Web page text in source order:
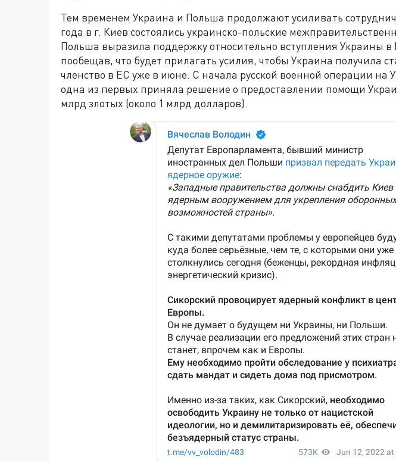
Тем временем Украина и Польша продолжают усиливать
года в г. Киев состоялись украинско-польские
Польша выразила поддержку относительно вступления Украины
пообещав, что будет прилагать усилия, чтобы Украина получила
членство в ЕС уже в июне. С начала русской военной операции на
одна из первых приняла решение о предоставлении помощи
млрд злотых (около 1 млрд долларов).